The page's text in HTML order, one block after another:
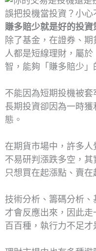
誤把投機當投資？小
賺多賠少就是好的投資
除了基金，在證券、
人都是短線理財，屬
智，能夠「賺多賠少」
不能因為短期投機被
長期投資卻因為一時
態。
在期貨市場中，許多
不易研判漲跌多空，
只想買在起漲點、賣
技術分析、籌碼分析
才會反應出來，因此
百百種，執行力不足才